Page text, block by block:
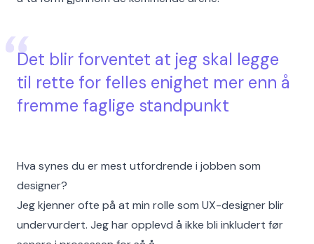
Det blir forventet at jeg skal legge
til rette for felles enighet mer enn å
fremme faglige standpunkt
Hva synes du er mest utfordrende i jobben som
designer?
Jeg kjenner ofte på at min rolle som UX-designer blir
undervurdert. Jeg har opplevd å ikke bli inkludert før